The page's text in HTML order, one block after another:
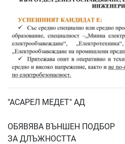
"АСАРЕЛ МЕДЕТ" АД
ОБЯВЯВА ВЪНШЕН ПОДБОР
ЗА ДЛЪЖНОСТТА